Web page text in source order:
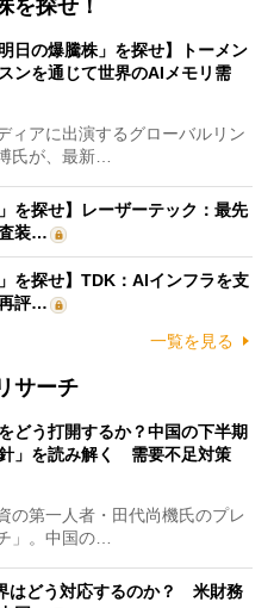
を探せ！
日の爆騰株」を探せ】トーメン
ンを通じて世界のAIメモリ需
アに出演するグローバルリン
氏が、最新…
を探せ】レーザーテック：最先
装…
を探せ】TDK：AIインフラを支
評…
一覧を見る
サーチ
どう打開するか？中国の下半期
」を読み解く 需要不足対策
第一人者・田代尚機氏のプレ
」。中国の…
はどう対応するのか？ 米財務